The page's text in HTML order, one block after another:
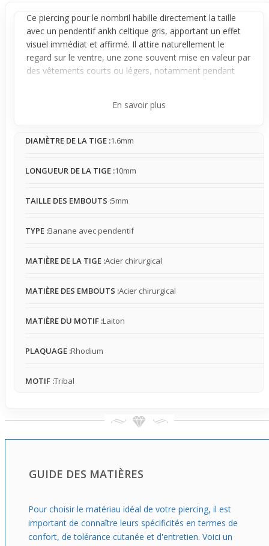
Ce piercing pour le nombril habille directement la taille
avec un pendentifankh celtique gris, apportant un effet
visuel immédiat et affirmé. Il attire naturellement le
regard sur le ventre, une zone souvent mise en valeur par
des vêtements courts ou légers, notamment pendant
Doté d'une tige fine en acier chirurgical, il reste discret
mais le pendentif peut interagir avec certains tissus,
d'attention au quotidien.
facilement un style estival en apportant un détail tribal à
courtes et décontractées, permettant de mettre en valeur
le nombril et la taille lors des beaux jours.
En savoir plus
DIAMÈTRE DE LA TIGE :1.6mm
LONGUEUR DE LA TIGE :10mm
TAILLE DES EMBOUTS :5mm
TYPE :Banane avec pendentif
MATIÈRE DE LA TIGE :Acier chirurgical
MATIÈRE DES EMBOUTS :Acier chirurgical
MATIÈRE DU MOTIF :Laiton
PLAQUAGE :Rhodium
MOTIF :Tribal
GUIDE DES MATIÈRES
Pour choisir le matériau idéal de votre piercing, il est
important de connaître leurs spécificités en termes de
confort, de tolérance cutanée et d'entretien. Voici un